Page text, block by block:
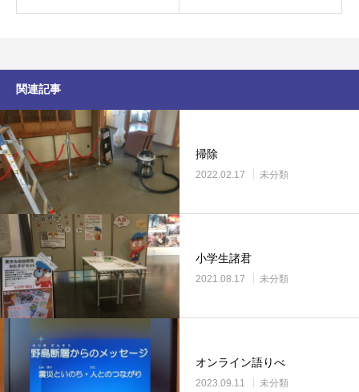
関連記事
掃除
2022.02.17 未分類
小学生諸君
2021.08.17 未分類
オンライン語りべ
2023.09.11 未分類